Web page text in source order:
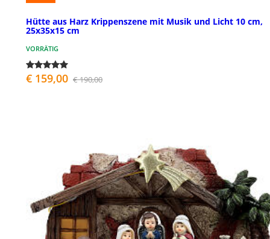
Hütte aus Harz Krippenszene mit Musik und Licht 10 cm,
25x35x15 cm
VORRÄTIG
€ 159,00 € 190,00